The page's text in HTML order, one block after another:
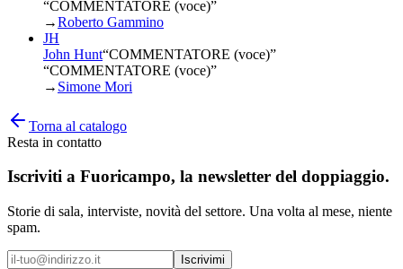
“COMMENTATORE (voce)”
→Roberto Gammino
JH
John Hunt“COMMENTATORE (voce)”
“COMMENTATORE (voce)”
→ Simone Mori
Torna al catalogo
Resta in contatto
Iscriviti a Fuoricampo, la newsletter del doppiaggio.
Storie di sala, interviste, novità del settore. Una volta al mese, niente
spam.
Iscrivimi